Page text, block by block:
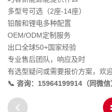
多型号可选（2座-14座）
铅酸和锂电多种配置
OEM/ODM定制服务
出口全球50+国家经验
专业售后团队，响应及时
有选型疑问或需要报价方案，欢
📞 咨询：15964199914（同微信